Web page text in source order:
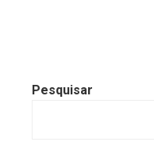
Pesquisar